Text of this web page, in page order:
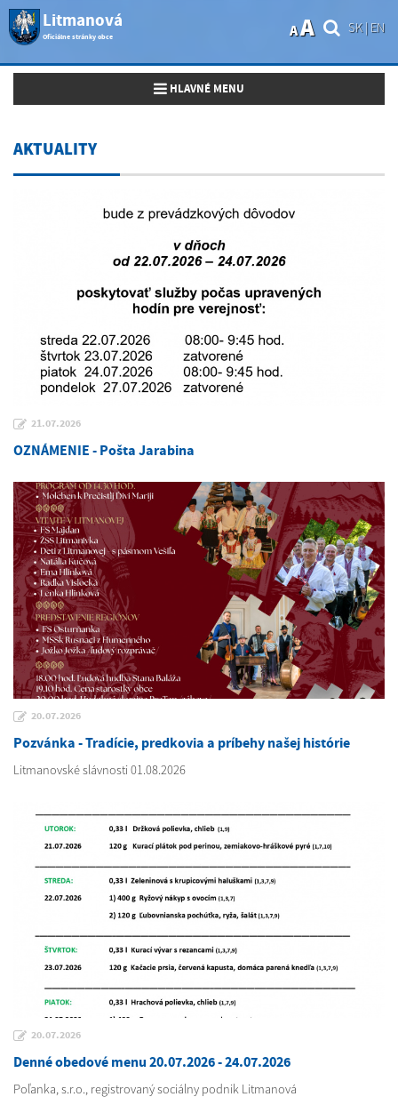
Litmanová
Oficiálne stránky obce
SK| EN
AA
Toggle navigation
HLAVNÉ MENU
AKTUALITY
21.07.2026
OZNÁMENIE - Pošta Jarabina
20.07.2026
Pozvánka - Tradície, predkovia a príbehy našej histórie
Litmanovské slávnosti 01.08.2026
20.07.2026
Denné obedové menu 20.07.2026 - 24.07.2026
Poľanka, s.r.o., registrovaný sociálny podnik Litmanová